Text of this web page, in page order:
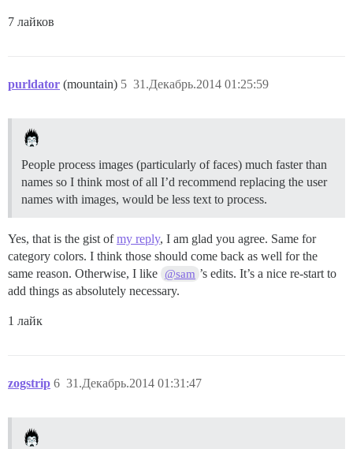
7 лайков
purldator (mountain) 31.Декабрь.2014 01:25:59
5
People process images (particularly of faces) much faster than
names so I think most of all I’d recommend replacing the user
names with images, would be less text to process.
Yes, that is the gist ofmy reply, I am glad you agree. Same for
category colors. I think those should come back as well for the
same reason. Otherwise, I like @sam ’s edits. It’s a nice re-start to
add things as absolutely necessary.
1 лайк
zogstrip 31.Декабрь.2014 01:31:47
6